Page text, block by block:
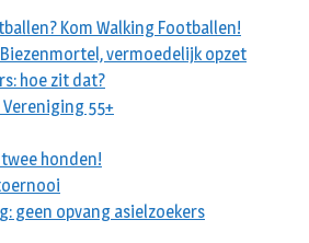
Kom Walking Footballen!
vermoedelijk opzet
hoe zit dat?
55+
honden!
geen opvang asielzoekers